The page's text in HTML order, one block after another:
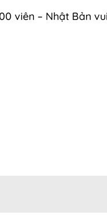
viên – Nhật Bản